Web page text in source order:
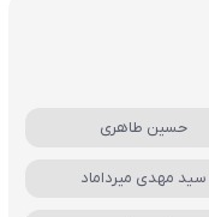
حسین طاهری
سید مهدی میرداماد